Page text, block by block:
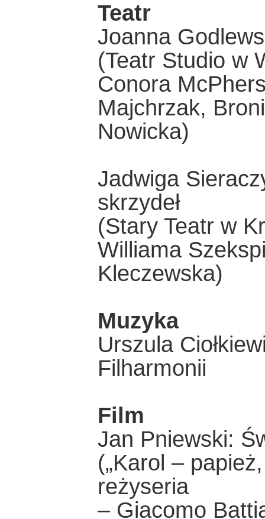
Teatr
Joanna
(Teatr Studio w
Conora
Majchrzak,
Nowicka)
Jadwiga
skrzydeł
(Stary Teatr w
Williama
Kleczewska)
Muzyka
Urszula
Filharmonii
Film
Jan Pniewski:
(„Karol –
reżyseria
– Giacomo